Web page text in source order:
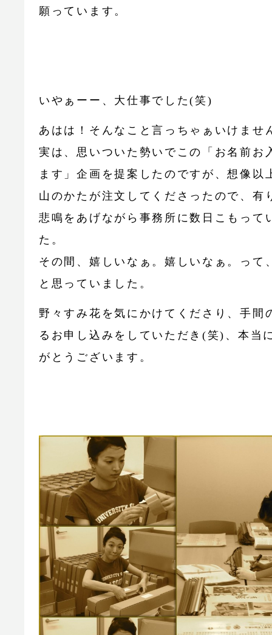
願っています。
いやぁーー、大仕事でした(笑)
あはは！そんなこと言っちゃぁいけませ
実は、思いついた勢いでこの「お名前お
ます」企画を提案したのですが、想像以
山のかたが注文してくださったので、有
悲鳴をあげながら事務所に数日こもって
た。
その間、嬉しいなぁ。嬉しいなぁ。って
と思っていました。
野々すみ花を気にかけてくださり、手間
るお申し込みをしていただき(笑)、本当
がとうございます。